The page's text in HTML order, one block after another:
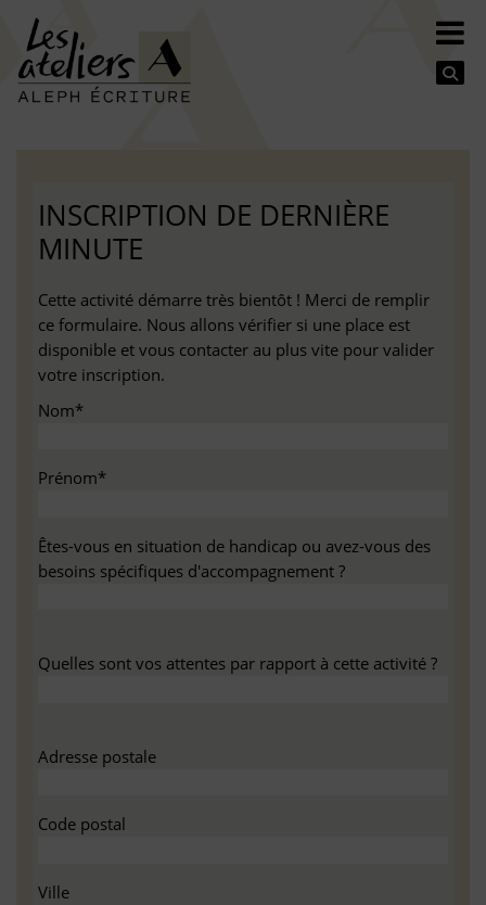
INSCRIPTION DE DERNIÈRE
MINUTE
Cette activité démarre très bientôt ! Merci de remplir
ce formulaire. Nous allons vérifier si une place est
disponible et vous contacter au plus vite pour valider
votre inscription.
Nom*
Prénom*
Êtes-vous en situation de handicap ou avez-vous des
besoins spécifiques d'accompagnement ?
Quelles sont vos attentes par rapport à cette activité ?
Adresse postale
Code postal
Ville